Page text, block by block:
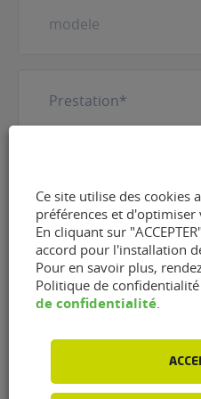
Téléphone(Nécessaire)
RGPDJ'accepte que
d'information et de
peut en découler en
Ce site utilise des cookies
préférences et d'optimiser
En cliquant sur
accord pour l'installation
Pour en savoir plus,
Politique de confidentialité
de confidentialité.